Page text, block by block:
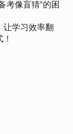
考像盲猜”的困
让学习效率翻